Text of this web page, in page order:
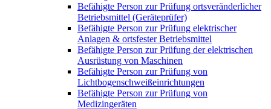
Befähigte Person zur Prüfung ortsveränderlicher
Betriebsmittel (Geräteprüfer)
Befähigte Person zur Prüfung elektrischer
Anlagen & ortsfester Betriebsmittel
Befähigte Person zur Prüfung der elektrischen
Ausrüstung von Maschinen
Befähigte Person zur Prüfung von
Lichtbogenschweißeinrichtungen
Befähigte Person zur Prüfung von
Medizingeräten